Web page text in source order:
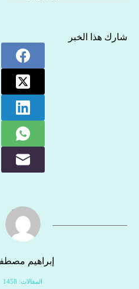
شارك هذا الخبر
إبراهيم
المقالات: 1458